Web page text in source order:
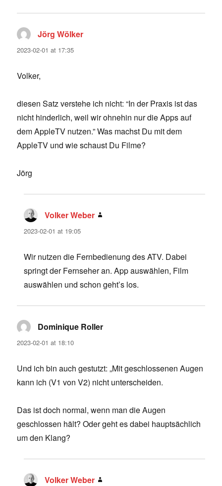
Jörg Wölker
2023-02-01 at 17:35
Volker,
diesen Satz verstehe ich nicht: “In der Praxis ist das
nicht hinderlich, weil wir ohnehin nur die Apps auf
dem AppleTV nutzen.” Was machst Du mit dem
AppleTV und wie schaust Du Filme?
Jörg
Volker Weber
2023-02-01 at 19:05
Wir nutzen die Fernbedienung des ATV. Dabei
springt der Fernseher an. App auswählen, Film
auswählen und schon geht’s los.
Dominique Roller
2023-02-01 at 18:10
Und ich bin auch gestutzt: „Mit geschlossenen Augen
kann ich (V1 von V2) nicht unterscheiden.
Das ist doch normal, wenn man die Augen
geschlossen hält? Oder geht es dabei hauptsächlich
um den Klang?
Volker Weber